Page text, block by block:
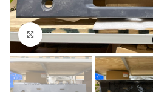
Click to enlarge